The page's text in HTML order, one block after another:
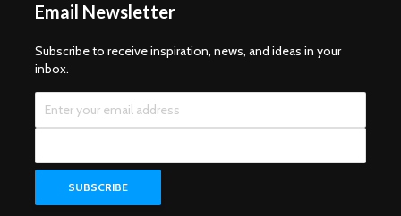
Email Newsletter
Subscribe to receive inspiration, news, and ideas in your
inbox.